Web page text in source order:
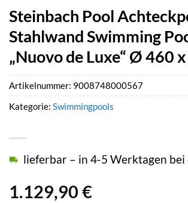
Steinbach Pool
Stahlwand Swimming
„Nuovo de Luxe“ Ø 460
1.129,90 €
lieferbar – in 4-5 Werktagen
Artikelnummer: 9008748000567
Kategorie: Swimmingpools